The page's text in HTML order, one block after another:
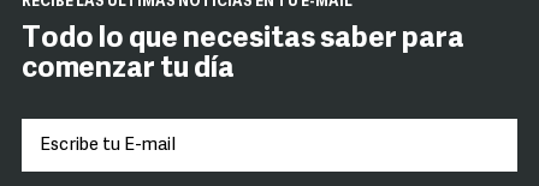
RECIBE LAS ÚLTIMAS NOTICIAS EN TU E-MAIL
Todo lo que necesitas saber para
comenzar tu día